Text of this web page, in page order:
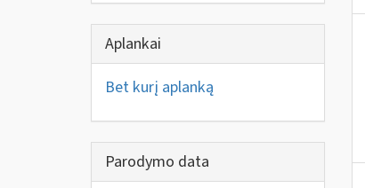
Aplankai
Bet kurį aplanką
Parodymo data